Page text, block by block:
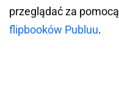
przeglądać za pomocą
flipbooków Publuu.